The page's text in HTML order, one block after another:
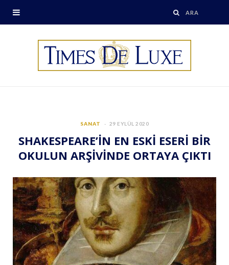
SANAT 29 EYLÜL 2020
SHAKESPEARE’İN EN ESKİ ESERİ BİR
OKULUN ARŞİVİNDE ORTAYA ÇIKTI